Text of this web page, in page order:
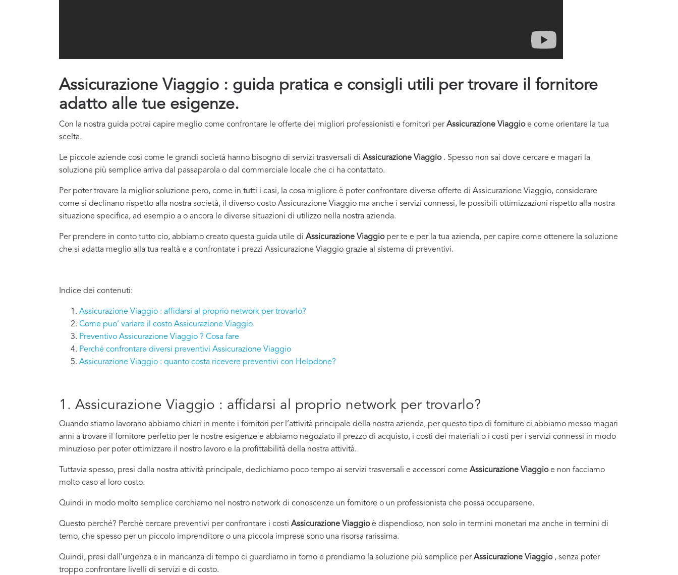
Assicurazione Viaggio : guida pratica e consigli utili per trovare il fornitore
adatto alle tue esigenze.
Con la nostra guida potrai capire meglio come confrontare le offerte dei migliori professionisti e fornitori perAssicurazione Viaggioe come orientare la tua
scelta.
Le piccole aziende cosi come le grandi società hanno bisogno di servizi trasversali di Assicurazione Viaggio . Spesso non sai dove cercare e magari la
soluzione più semplice arriva dal passaparola o dal commerciale locale che ci ha contattato.
Per poter trovare la miglior soluzione pero, come in tutti i casi, la cosa migliore è poter confrontare diverse offerte di Assicurazione Viaggio, considerare
come si declinano rispetto alla nostra società, il diverso costo Assicurazione Viaggio ma anche i servizi connessi, le possibili ottimizzazioni rispetto alla nostra
situazione specifica, ad esempio a o ancora le diverse situazioni di utilizzo nella nostra azienda.
Per prendere in conto tutto cio, abbiamo creato questa guida utile di Assicurazione Viaggio per te e per la tua azienda, per capire come ottenere la soluzione
che si adatta meglio alla tua realtà e a confrontate i prezzi Assicurazione Viaggio grazie al sistema di preventivi.
Indice dei contenuti:
Assicurazione Viaggio : affidarsi al proprio network per trovarlo?
Come puo’ variare il costo Assicurazione Viaggio
Preventivo Assicurazione Viaggio ? Cosa fare
Perché confrontare diversi preventivi Assicurazione Viaggio
Assicurazione Viaggio : quanto costa ricevere preventivi con Helpdone?
1. Assicurazione Viaggio : affidarsi al proprio network per trovarlo?
Quando stiamo lavorano abbiamo chiari in mente i fornitori per l’attività principale della nostra azienda, per questo tipo di forniture ci abbiamo messo magari
anni a trovare il fornitore perfetto per le nostre esigenze e abbiamo negoziato il prezzo di acquisto, i costi dei materiali o i costi per i servizi connessi in modo
minuzioso per poter ottimizzare il nostro lavoro e la profittabilità della nostra attività.
Tuttavia spesso, presi dalla nostra attività principale, dedichiamo poco tempo ai servizi trasversali e accessori come Assicurazione Viaggioe non facciamo
molto caso al loro costo.
Quindi in modo molto semplice cerchiamo nel nostro network di conoscenze un fornitore o un professionista che possa occuparsene.
Questo perché? Perchè cercare preventivi per confrontare i costi Assicurazione Viaggioè dispendioso, non solo in termini monetari ma anche in termini di
temo, che spesso per un piccolo imprenditore o una piccola imprese sono una risorsa rarissima.
Quindi, presi dall’urgenza e in mancanza di tempo ci guardiamo in torno e prendiamo la soluzione più semplice perAssicurazione Viaggio , senza poter
troppo confrontare livelli di servizi e di costo.